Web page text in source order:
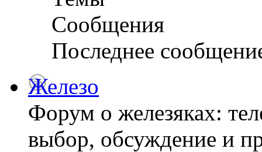
Сообщения
Последнее
Железо
Форум о железяках:
выбор, обсуждение и